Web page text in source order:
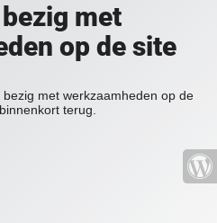
met
op de site
met werkzaamheden op de
terug.